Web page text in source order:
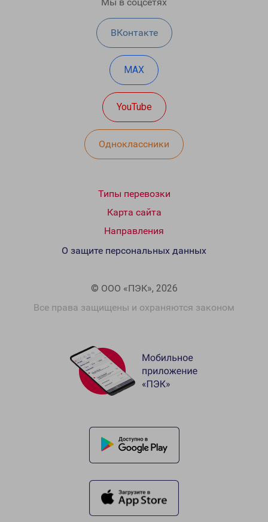
Мы в соцсетях
ВКонтакте
MAX
YouTube
Одноклассники
Типы перевозки
Карта сайта
Направления
© ООО «ПЭК», 2026
Все права защищены и охраняются законом
О защите персональных данных